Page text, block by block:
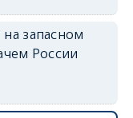
запасном
России